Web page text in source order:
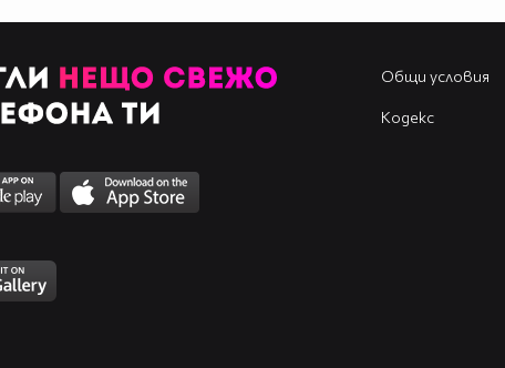
Общи условия
Кодекс